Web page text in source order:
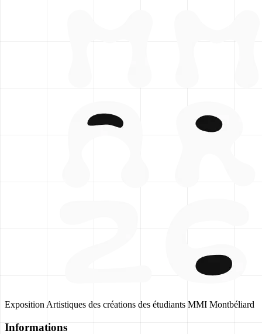
Exposition Artistiques des créations des étudiants MMI Montbéliard
Informations